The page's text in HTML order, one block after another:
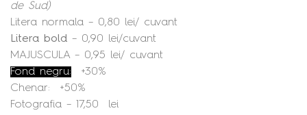
de Sud)
Litera normala – 0,80 lei/ cuvant
Litera bold – 0,90 lei/cuvant
MAJUSCULA – 0,95 lei/ cuvant
Fond negru: +30%
Chenar: +50%
Fotografia – 17,50 lei